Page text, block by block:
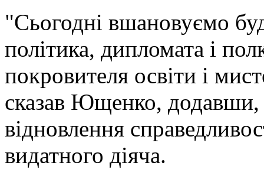
"Сьогодні вшановуємо
політика, дипломата і
покровителя освіти і
сказав Ющенко,
відновлення
видатного діяча.